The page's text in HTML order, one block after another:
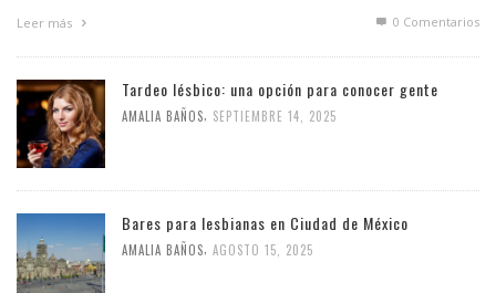
Leer más 0 Comentarios
Tardeo lésbico: una opción para conocer gente
AMALIA BAÑOS, SEPTIEMBRE 14, 2025
Bares para lesbianas en Ciudad de México
AMALIA BAÑOS, AGOSTO 15, 2025